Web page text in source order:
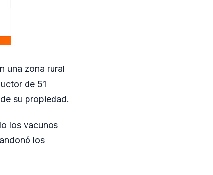
una zona rural
de 51
su propiedad.
los vacunos
los